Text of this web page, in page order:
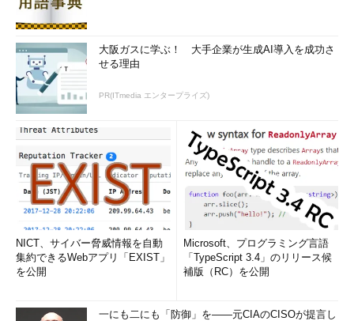
Section . . . . . . . : Answer
A (Host) Record . . . : 192.168.0.98
www.goo.ne.jp
----------------------------------------
Record Type . . . . . : 1
Time To Live . . . . : 509
Data Length . . . . . : 4
Section . . . . . . . : Answer
A (Host) Record . . . : 210.150.25.37
……（以下省略）……
大阪ガスに学ぶ！ 大手企業が生成AI導入を成功さ
せる理由
PR(ITmedia エンタープライズ)
NICT、サイバー脅威情報を自動
集約できるWebアプリ「EXIST」
を公開
Microsoft、プログラミング言語
「TypeScript 3.4」のリリース候
補版（RC）を公開
一にも二にも「防御」を――元CIAのCISOが提言し